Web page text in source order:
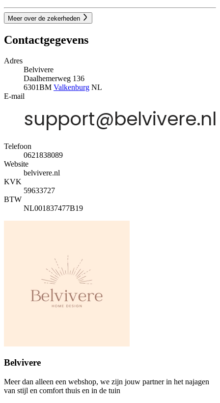
Meer over de zekerheden
Contactgegevens
Adres
Belvivere
Daalhemerweg 136
6301BM Valkenburg NL
E-mail
Telefoon
0621838089
Website
belvivere.nl
KVK
59633727
BTW
NL001837477B19
Belvivere
Meer dan alleen een webshop, we zijn jouw partner in het najagen
van stijl en comfort thuis en in de tuin